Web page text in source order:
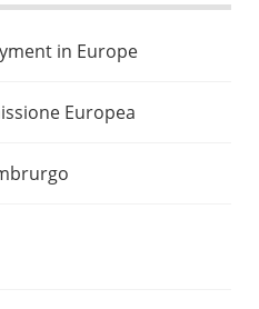
in Europe
Europea